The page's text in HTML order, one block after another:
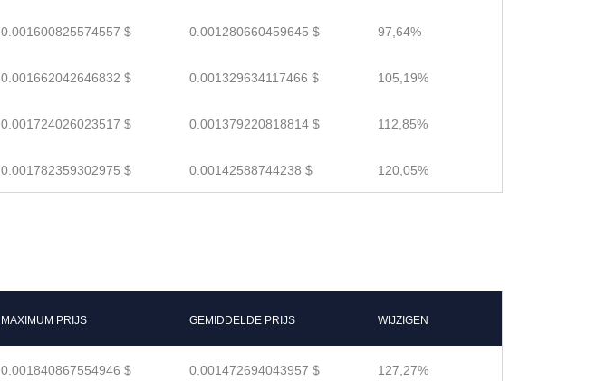
0.001600825574557 $ 0.001280660459645 $ 97,64%
0.001662042646832 $ 0.001329634117466 $ 105,19%
0.001724026023517 $ 0.001379220818814 $ 112,85%
0.001782359302975 $ 0.00142588744238 $ 120,05%
MAXIMUM PRIJS GEMIDDELDE PRIJS WIJZIGEN
0.001840867554946 $ 0.001472694043957 $ 127,27%